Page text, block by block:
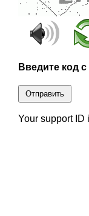
Введите код с
Отправить
Your support ID